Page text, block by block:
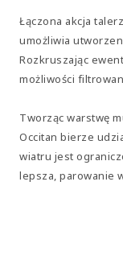
Łączona akcja
umożliwia
Rozkruszając
możliwości
Tworząc warstwę
Occitan bierze
wiatru jest
lepsza, parowanie